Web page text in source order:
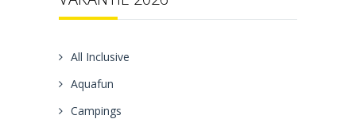
All Inclusive
Aquafun
Campings